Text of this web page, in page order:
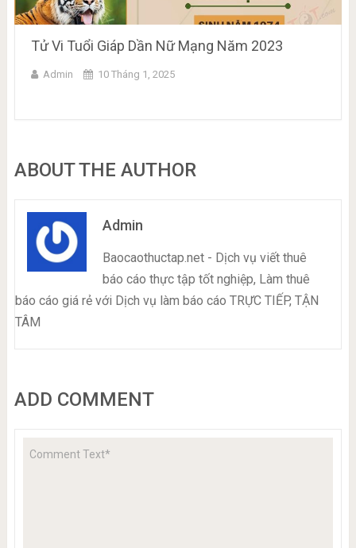
Tử Vi Tuổi Giáp Dần Nữ Mạng Năm 2023
Admin 10 Tháng 1, 2025
ABOUT THE AUTHOR
Admin
Baocaothuctap.net - Dịch vụ viết thuê
báo cáo thực tập tốt nghiệp, Làm thuê
báo cáo giá rẻ với Dịch vụ làm báo cáo TRỰC TIẾP, TẬN
TÂM
ADD COMMENT